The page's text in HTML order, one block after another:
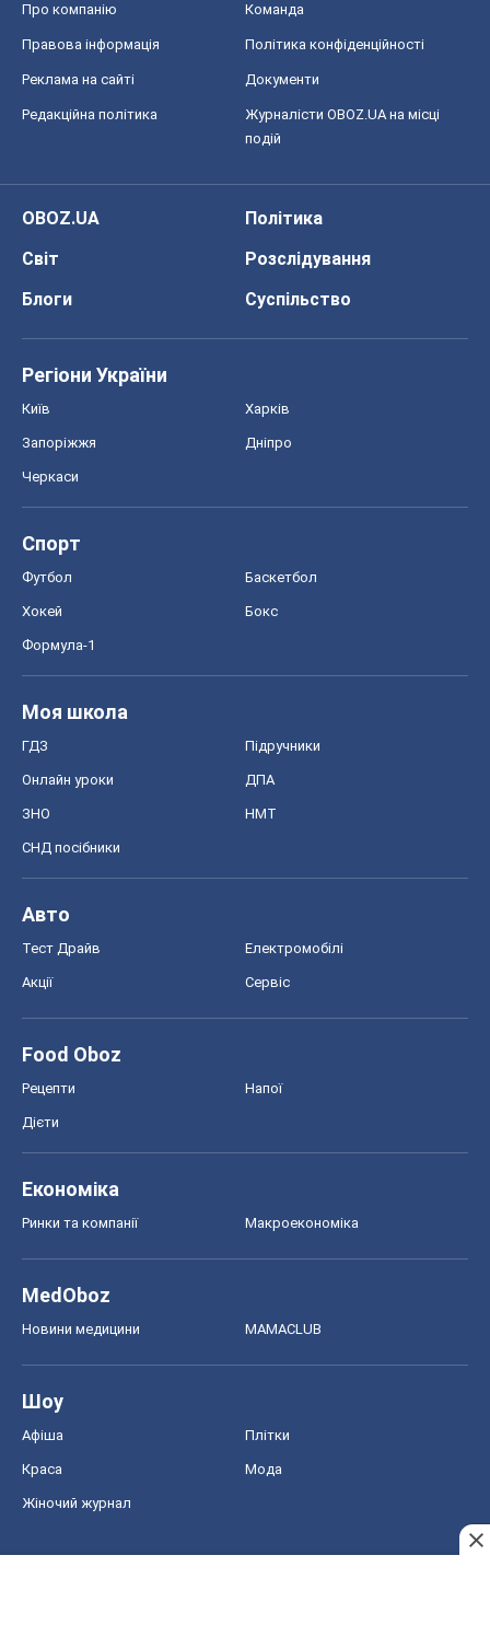
Про компанію Команда
Правова інформація Політика конфіденційності
Реклама на сайті Документи
Редакційна політика
Журналісти OBOZ.UA на місці
подій
OBOZ.UA
Політика
Світ
Розслідування
Блоги
Суспільство
Регіони України
Київ Харків
Запоріжжя Дніпро
Черкаси
Спорт
Футбол Баскетбол
Хокей Бокс
Формула-1
Моя школа
ГДЗ Підручники
Онлайн уроки ДПА
ЗНО НМТ
СНД посібники
Авто
Тест Драйв Електромобілі
Акції Сервіс
Food Oboz
Рецепти Напої
Дієти
Економіка
Ринки та компанії Макроекономіка
MedOboz
Новини медицини MAMACLUB
Шоу
Афіша Плітки
Краса Мода
Жіночий журнал